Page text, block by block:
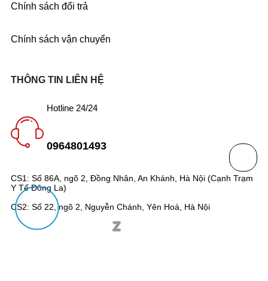
Chính sách đổi trả
Chính sách vận chuyển
CS1: Số 86A, ngõ 2, Đồng Nhân, An Khánh, Hà Nội (Cạnh Trạm
Y Tế Đông La)
CS2: Số 22, ngõ 2, Nguyễn Chánh, Yên Hoà, Hà Nội
THÔNG TIN LIÊN HỆ
Hotline 24/24
0964801493